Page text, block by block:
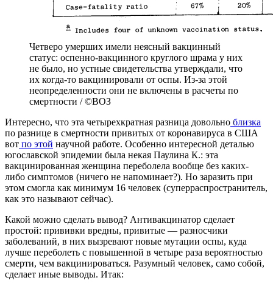
Четверо умерших имели неясный вакцинный
статус: оспенно-вакцинного круглого шрама у них
не было, но устные свидетельства утверждали, что
их когда-то вакцинировали от оспы. Из-за этой
неопределенности они не включены в расчеты по
смертности / ©ВОЗ
Интересно, что эта четырехкратная разница довольно близка
по разнице в смертности привитых от коронавируса в США
вот по этой научной работе. Особенно интересной деталью
югославской эпидемии была некая Паулина К.: эта
вакцинированная женщина переболела вообще без каких-
либо симптомов (ничего не напоминает?). Но заразить при
этом смогла как минимум 16 человек (суперраспространитель,
как это называют сейчас).
Какой можно сделать вывод? Антивакцинатор сделает
простой: прививки вредны, привитые — разносчики
заболеваний, в них вызревают новые мутации оспы, куда
лучше переболеть с повышенной в четыре раза вероятностью
смерти, чем вакцинироваться. Разумный человек, само собой,
сделает иные выводы. Итак: